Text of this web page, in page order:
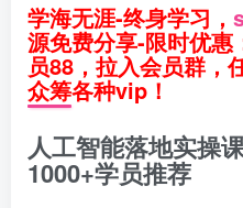
学海无涯-终身学习，
源免费分享-限时优
员88，拉入会员群，
众筹各种vip！
人工智能落地实操
1000+学员推荐